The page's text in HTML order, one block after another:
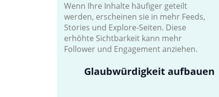
Wenn Ihre Inhalte häufiger geteilt
werden, erscheinen sie in mehr Feeds,
Stories und Explore-Seiten. Diese
erhöhte Sichtbarkeit kann mehr
Follower und Engagement anziehen.
Glaubwürdigkeit aufbauen